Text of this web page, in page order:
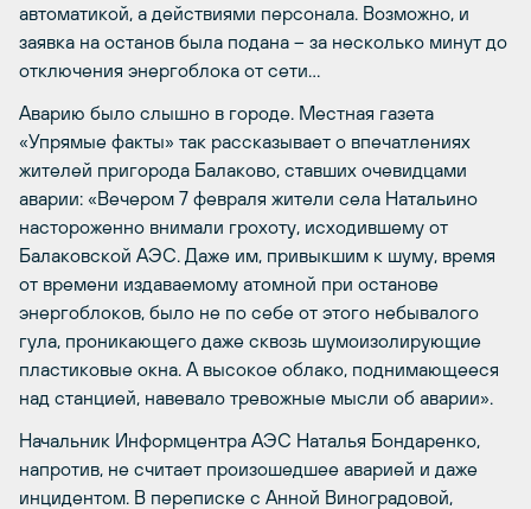
автоматикой, а действиями персонала. Возможно, и
заявка на останов была подана – за несколько минут до
отключения энергоблока от сети…
Аварию было слышно в городе. Местная газета
«Упрямые факты» так рассказывает о впечатлениях
жителей пригорода Балаково, ставших очевидцами
аварии: «Вечером 7 февраля жители села Натальино
настороженно внимали грохоту, исходившему от
Балаковской АЭС. Даже им, привыкшим к шуму, время
от времени издаваемому атомной при останове
энергоблоков, было не по себе от этого небывалого
гула, проникающего даже сквозь шумоизолирующие
пластиковые окна. А высокое облако, поднимающееся
над станцией, навевало тревожные мысли об аварии».
Начальник Информцентра АЭС Наталья Бондаренко,
напротив, не считает произошедшее аварией и даже
инцидентом. В переписке с Анной Виноградовой,